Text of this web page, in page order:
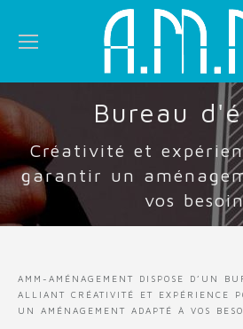
Bureau
Créativité et
garantir un
vos
AMM-AMÉNAGEMENT DISPOSE D’UN
ALLIANT CRÉATIVITÉ ET EXPÉRIENCE
UN AMÉNAGEMENT ADAPTÉ À VOS